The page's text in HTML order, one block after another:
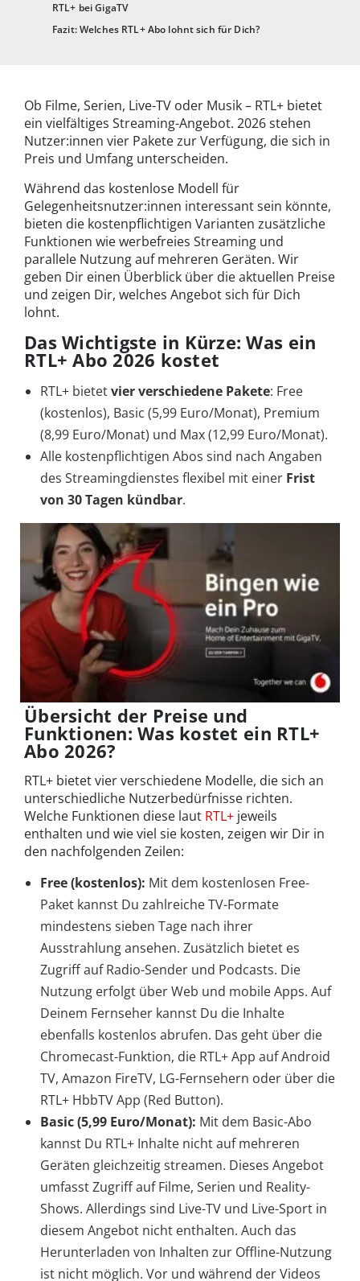
RTL+ bei GigaTV
Fazit: Welches RTL+ Abo lohnt sich für Dich?
Ob Filme, Serien, Live-TV oder Musik – RTL+ bietet
ein vielfältiges Streaming-Angebot. 2026 stehen
Nutzer:innen vier Pakete zur Verfügung, die sich in
Preis und Umfang unterscheiden.
Während das kostenlose Modell für
Gelegenheitsnutzer:innen interessant sein könnte,
bieten die kostenpflichtigen Varianten zusätzliche
Funktionen wie werbefreies Streaming und
parallele Nutzung auf mehreren Geräten. Wir
geben Dir einen Überblick über die aktuellen Preise
und zeigen Dir, welches Angebot sich für Dich
lohnt.
Das Wichtigste in Kürze: Was ein
RTL+ Abo 2026 kostet
RTL+ bietetvier verschiedene Pakete: Free
(kostenlos), Basic (5,99 Euro/Monat), Premium
(8,99 Euro/Monat) und Max (12,99 Euro/Monat).
Alle kostenpflichtigen Abos sind nach Angaben
des Streamingdienstes flexibel mit einer Frist
von 30 Tagen kündbar.
Übersicht der Preise und
Funktionen: Was kostet ein RTL+
Abo 2026?
RTL+ bietet vier verschiedene Modelle, die sich an
unterschiedliche Nutzerbedürfnisse richten.
Welche Funktionen diese laut RTL+ jeweils
enthalten und wie viel sie kosten, zeigen wir Dir in
den nachfolgenden Zeilen:
Free (kostenlos): Mit dem kostenlosen Free-
Paket kannst Du zahlreiche TV-Formate
mindestens sieben Tage nach ihrer
Ausstrahlung ansehen. Zusätzlich bietet es
Zugriff auf Radio-Sender und Podcasts. Die
Nutzung erfolgt über Web und mobile Apps. Auf
Deinem Fernseher kannst Du die Inhalte
ebenfalls kostenlos abrufen. Das geht über die
Chromecast-Funktion, die RTL+ App auf Android
TV, Amazon FireTV, LG-Fernsehern oder über die
RTL+ HbbTV App (Red Button).
Basic (5,99 Euro/Monat): Mit dem Basic-Abo
kannst Du RTL+ Inhalte nicht auf mehreren
Geräten gleichzeitig streamen. Dieses Angebot
umfasst Zugriff auf Filme, Serien und Reality-
Shows. Allerdings sind Live-TV und Live-Sport in
diesem Angebot nicht enthalten. Auch das
Herunterladen von Inhalten zur Offline-Nutzung
ist nicht möglich. Vor und während der Videos